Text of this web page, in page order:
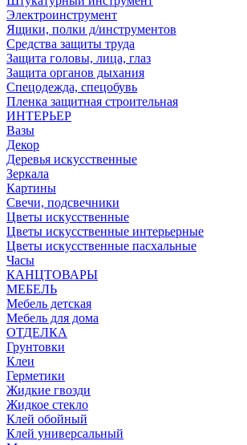
Электроинструмент
Ящики, полки д/инструментов
Средства защиты труда
Защита головы, лица, глаз
Защита органов дыхания
Спецодежда, спецобувь
Пленка защитная строительная
ИНТЕРЬЕР
Вазы
Декор
Деревья искусственные
Зеркала
Картины
Свечи, подсвечники
Цветы искусственные
Цветы искусственные интерьерные
Цветы искусственные пасхальные
Часы
КАНЦТОВАРЫ
МЕБЕЛЬ
Мебель детская
Мебель для дома
ОТДЕЛКА
Грунтовки
Клеи
Герметики
Жидкие гвозди
Жидкое стекло
Клей обойный
Клей универсальный